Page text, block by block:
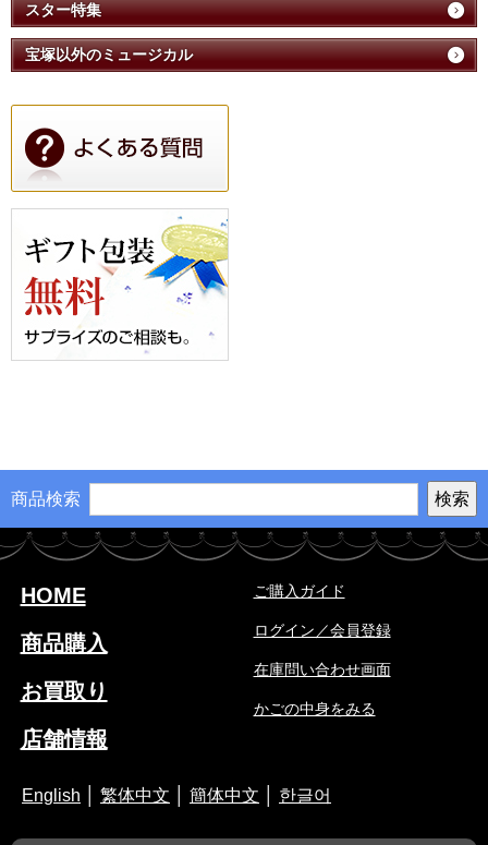
スター特集
宝塚以外のミュージカル
商品検索
HOME
商品購入
お買取り
店舗情報
ご購入ガイド
ログイン／会員登録
在庫問い合わせ画面
かごの中身をみる
English 繁体中文 簡体中文 한글어